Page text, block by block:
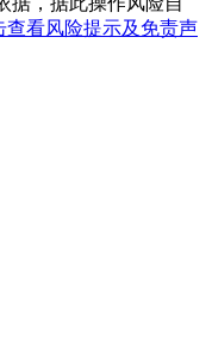
查看风险提示及免责声